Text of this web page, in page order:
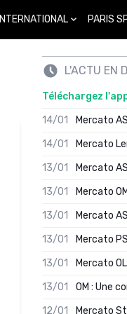
INTERNATIONAL PARIS
L'ACTU EN
Téléchargez
14/01
Mercato
14/01
Mercato
13/01
Mercato
13/01
Mercato
13/01
Mercato
13/01
Mercato
13/01
Mercato
13/01
OM : Une
12/01
Mercato